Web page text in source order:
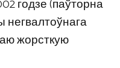
годзе (паўторна
негвалтоўнага
жорсткую